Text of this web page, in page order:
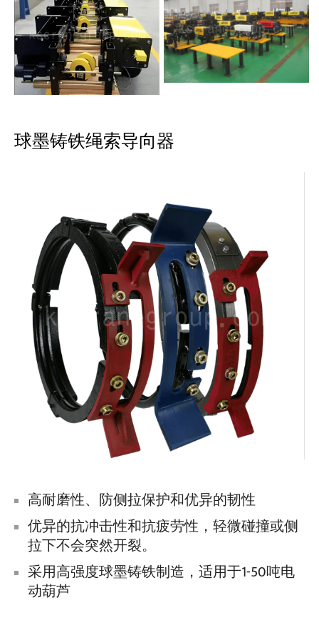
球墨铸铁绳索导向器
高耐磨性、防侧拉保护和优异的韧性
优异的抗冲击性和抗疲劳性，轻微碰撞或侧
拉下不会突然开裂。
采用高强度球墨铸铁制造，适用于1-50吨电
动葫芦